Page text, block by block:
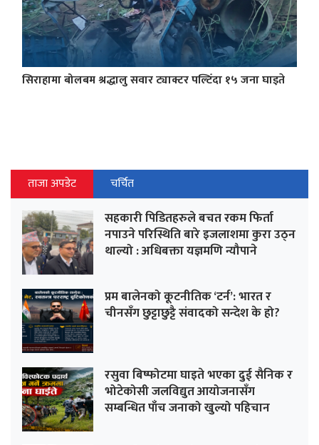
सिराहामा बोलबम श्रद्धालु सवार ट्याक्टर पल्टिँदा १५ जना घाइते
ताजा अपडेट चर्चित
सहकारी पिडितहरुले बचत रकम फिर्ता
नपाउने परिस्थिति बारे इजलाशमा कुरा उठ्न
थाल्यो : अधिबक्ता यज्ञमणि न्यौपाने
प्रम बालेनको कूटनीतिक ‘टर्न’: भारत र
चीनसँग छुट्टाछुट्टै संवादको सन्देश के हो?
रसुवा बिष्फोटमा घाइते भएका दुई सैनिक र
भोटेकोसी जलविद्युत आयोजनासँग
सम्बन्धित पाँच जनाको खुल्यो पहिचान